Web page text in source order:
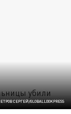
СЕРГЕЙ/GLOBALLOOKPRESS